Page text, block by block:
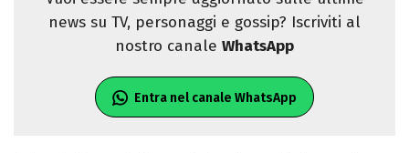
news su TV, personaggi e gossip? Iscriviti al
nostro canale WhatsApp
Entra nel canale WhatsApp